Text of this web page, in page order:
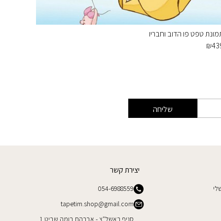
טפט פו הדוב וחבריו
₪
שליחה
יצירת קשר
054-6988559
tapetim.shop@gmail.com
סניף ראשל"צ - אברהם בומה שביט 1